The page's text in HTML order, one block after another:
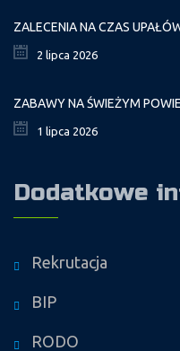
ZALECENIA NA CZAS
2 lipca 2026
ZABAWY NA ŚWIEŻYM
1 lipca 2026
Dodatkowe
Rekrutacja
BIP
RODO